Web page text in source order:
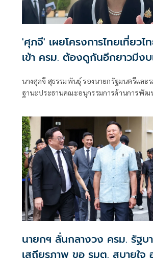
'ศุภจี' เผยโครงการไทยเที่ยว
เข้า ครม. ต้องดูกันอีกยาวมีงบ
นางศุภจี สุธรรมพันธุ์ รองนายกรัฐมนตรีและ
ฐานะประธานคณะอนุกรรมการด้านการพัฒน
เอกชนเพื่อแก้ไขปัญหาทางเศรษฐกิจ (กรอ.)
พิจารณาโครงการไทยเที่ยวไทย พลัส ว่า ขณ
อยู่ เพราะต้องดูว่า เงินที่เรามีอยู่ในวงเงินที่
การผ่านงบประมาณใ
นายกฯ ลั่นกลางวง ครม. รัฐบ
เสถียรภาพ ขอ รมต. สบายใจ